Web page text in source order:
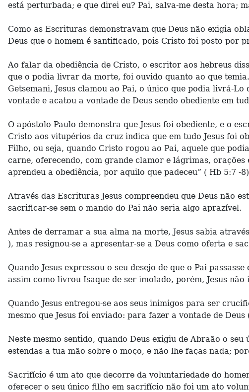
está perturbada; e que direi eu? Pai, salva-me desta hora;
Como as Escrituras demonstravam que Deus não exigia
Deus que o homem é santificado, pois Cristo foi posto por
Ao falar da obediência de Cristo, o escritor aos hebreus
que o podia livrar da morte, foi ouvido quanto ao que
Getsemani, Jesus clamou ao Pai, o único que podia livrá-
vontade e acatou a vontade de Deus sendo obediente em
O apóstolo Paulo demonstra que Jesus foi obediente, e o
Cristo aos vitupérios da cruz indica que em tudo Jesus foi
Filho, ou seja, quando Cristo rogou ao Pai, aquele que
carne, oferecendo, com grande clamor e lágrimas,
aprendeu a obediência, por aquilo que padeceu” ( Hb 5:7 -
Através das Escrituras Jesus compreendeu que Deus não
sacrificar-se sem o mando do Pai não seria algo aprazível.
Antes de derramar a sua alma na morte, Jesus sabia
), mas resignou-se a apresentar-se a Deus como oferta e
Quando Jesus expressou o seu desejo de que o Pai
assim como livrou Isaque de ser imolado, porém, Jesus
Quando Jesus entregou-se aos seus inimigos para ser
mesmo que Jesus foi enviado: para fazer a vontade de Deus
Neste mesmo sentido, quando Deus exigiu de Abraão o
estendas a tua mão sobre o moço, e não lhe faças nada;
Sacrifício é um ato que decorre da voluntariedade do
oferecer o seu único filho em sacrifício não foi um ato